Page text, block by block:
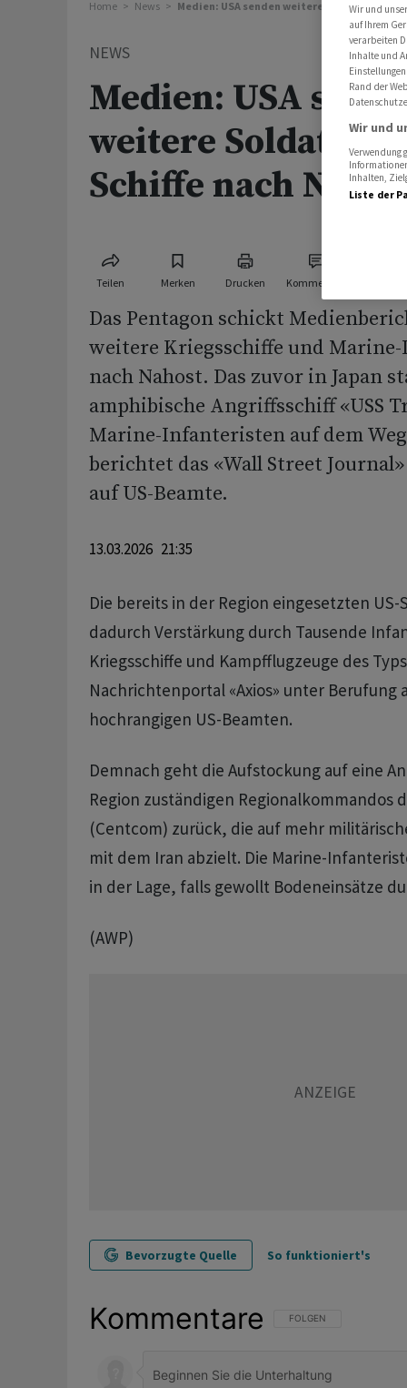
Home News Medien: USA senden weitere Soldaten und
NEWS
Medien: USA
weitere Soldaten
Schiffe nach
Teilen Merken Drucken Kommentare
Das Pentagon schickt
weitere Kriegsschiffe und
nach Nahost. Das zuvor in Japan
amphibische Angriffsschiff «USS
Marine-Infanteristen auf dem
berichtet das «Wall Street
auf US-Beamte.
13.03.2026 21:35
Die bereits in der Region eingesetzten
dadurch Verstärkung durch Tausende
Kriegsschiffe und Kampfflugzeuge des
Nachrichtenportal «Axios» unter Berufung
hochrangigen US-Beamten.
Demnach geht die Aufstockung auf eine
Region zuständigen Regionalkommandos
(Centcom) zurück, die auf mehr
mit dem Iran abzielt. Die Marine-
in der Lage, falls gewollt Bodeneinsätze
(AWP)
Bevorzugte Quelle So funktioniert's
Kommentare FOLGE DIESER
FOLGEN
Wir und
auf Ihrem
verarbeiten
Inhalte und
Rand der
Wir und
Verwendung
Inhalten,
Liste der